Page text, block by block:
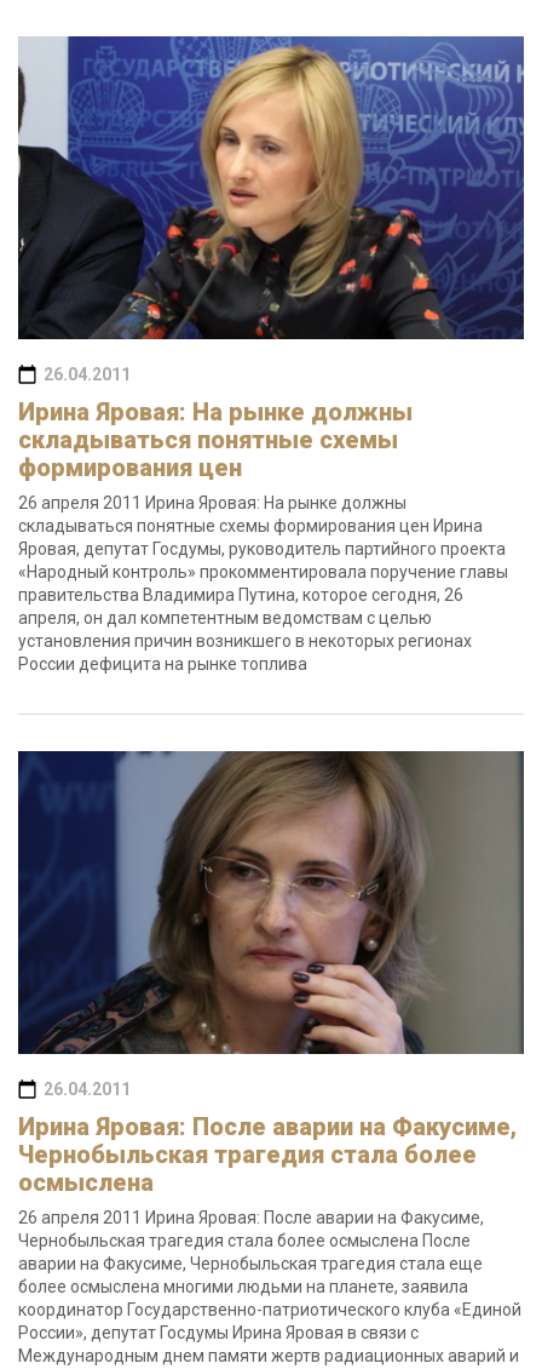
26.04.2011
Ирина Яровая: На рынке должны
складываться понятные схемы
формирования цен
26 апреля 2011 Ирина Яровая: На рынке должны
складываться понятные схемы формирования цен Ирина
Яровая, депутат Госдумы, руководитель партийного проекта
«Народный контроль» прокомментировала поручение главы
правительства Владимира Путина, которое сегодня, 26
апреля, он дал компетентным ведомствам с целью
установления причин возникшего в некоторых регионах
России дефицита на рынке топлива
26.04.2011
Ирина Яровая: После аварии на Факусиме,
Чернобыльская трагедия стала более
осмыслена
26 апреля 2011 Ирина Яровая: После аварии на Факусиме,
Чернобыльская трагедия стала более осмыслена После
аварии на Факусиме, Чернобыльская трагедия стала еще
более осмыслена многими людьми на планете, заявила
координатор Государственно-патриотического клуба «Единой
России», депутат Госдумы Ирина Яровая в связи с
Международным днем памяти жертв радиационных аварий и